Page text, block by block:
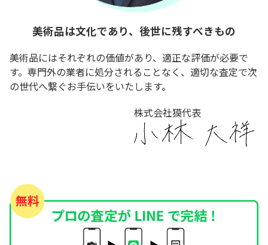
美術品は文化であり、後世に残すべきもの
美術品にはそれぞれの価値があり、適正な評価が必要で
す。専門外の業者に処分されることなく、適切な査定で次
の世代へ繋ぐお手伝いをいたします。
株式会社獏代表